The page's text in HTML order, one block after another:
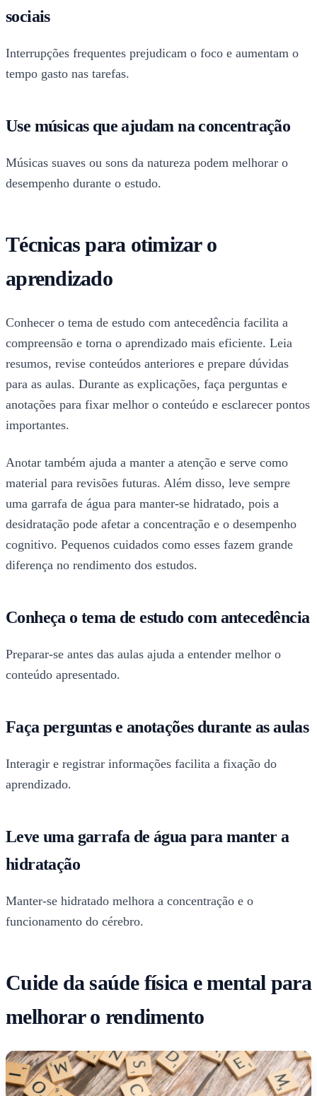
sociais
Interrupções frequentes prejudicam o foco e aumentam o
tempo gasto nas tarefas.
Use músicas que ajudam na concentração
Músicas suaves ou sons da natureza podem melhorar o
desempenho durante o estudo.
Técnicas para otimizar o
aprendizado
Conhecer o tema de estudo com antecedência facilita a
compreensão e torna o aprendizado mais eficiente. Leia
resumos, revise conteúdos anteriores e prepare dúvidas
para as aulas. Durante as explicações, faça perguntas e
anotações para fixar melhor o conteúdo e esclarecer pontos
importantes.
Anotar também ajuda a manter a atenção e serve como
material para revisões futuras. Além disso, leve sempre
uma garrafa de água para manter-se hidratado, pois a
desidratação pode afetar a concentração e o desempenho
cognitivo. Pequenos cuidados como esses fazem grande
diferença no rendimento dos estudos.
Conheça o tema de estudo com antecedência
Preparar-se antes das aulas ajuda a entender melhor o
conteúdo apresentado.
Faça perguntas e anotações durante as aulas
Interagir e registrar informações facilita a fixação do
aprendizado.
Leve uma garrafa de água para manter a
hidratação
Manter-se hidratado melhora a concentração e o
funcionamento do cérebro.
Cuide da saúde física e mental para
melhorar o rendimento